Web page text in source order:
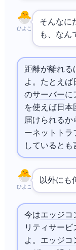
ひよこ
そんなに
も、なん
距離が離れる
よ。たとえば
のサーバーに
を使えば日本
届けられるから
ーネットトラフ
しているとも
ひよこ
以外にも
今はエッジコ
リティサー
よ。 エッジコ